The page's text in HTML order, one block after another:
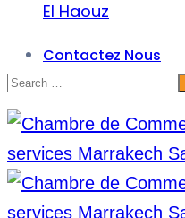
El Haouz
Contactez Nous